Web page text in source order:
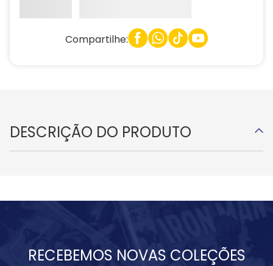
Compartilhe:
DESCRIÇÃO DO PRODUTO
RECEBEMOS NOVAS COLEÇÕES